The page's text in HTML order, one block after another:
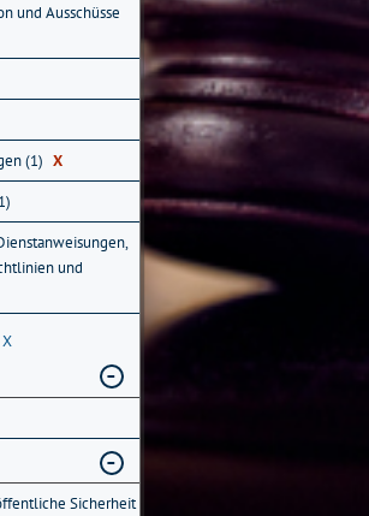
und Ausschüsse
(1) X
und
X
Sicherheit